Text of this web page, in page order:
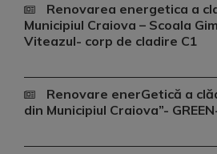
Renovarea energetica a
Municipiul Craiova – Scoala
Viteazul- corp de cladire C1
Renovare enerGetică a
din Municipiul Craiova”-